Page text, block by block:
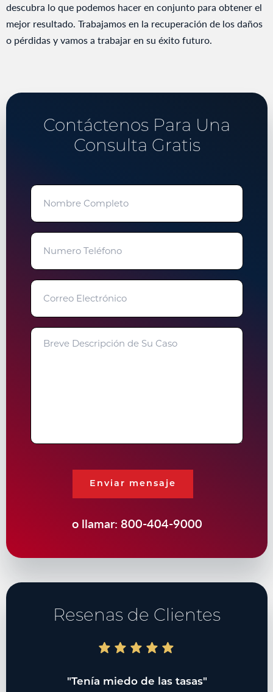
descubra lo que podemos hacer en conjunto para obtener el
mejor resultado. Trabajamos en la recuperación de los daños
o pérdidas y vamos a trabajar en su éxito futuro.
Contáctenos Para Una
Consulta Gratis
"Nombre
Completo
Numero
Teléfono
Correo
Electrónico
Breve
Descripción
Enviar mensaje
o llamar: 800-404-9000
Resenas de Clientes
"Tenía miedo de las tasas"